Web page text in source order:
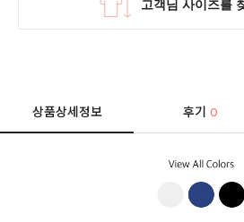
상품상세정보 후기0